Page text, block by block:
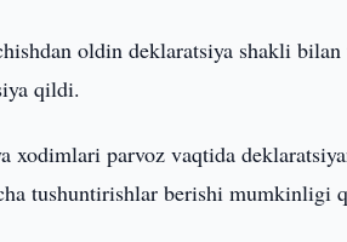
oldin deklaratsiya shakli
qildi.
xodimlari parvoz vaqtida
tushuntirishlar berishi mumkinligi